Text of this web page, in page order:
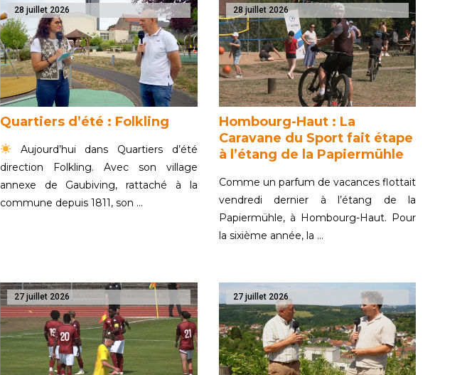
28 juillet 2026
Quartiers d’été : Folkling
Aujourd’hui dans Quartiers d’été
direction Folkling. Avec son village
annexe de Gaubiving, rattaché à la
commune depuis 1811, son …
28 juillet 2026
Hombourg-Haut : La
Caravane du Sport fait étape
à l’étang de la Papiermühle
Comme un parfum de vacances flottait
vendredi dernier à l’étang de la
Papiermühle, à Hombourg-Haut. Pour
la sixième année, la …
27 juillet 2026 27 juillet 2026